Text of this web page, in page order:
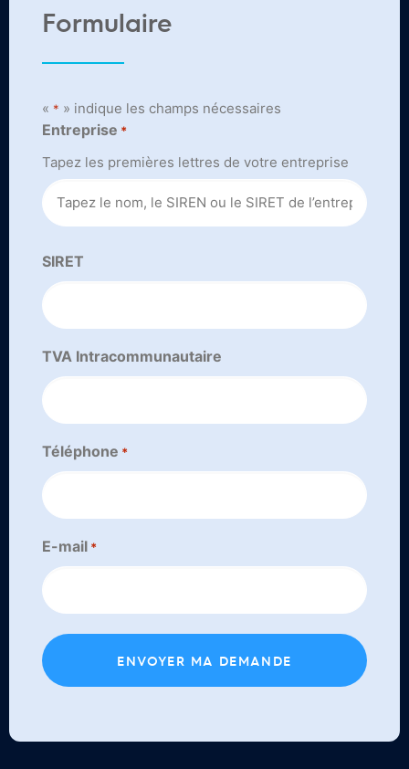
Formulaire
« * » indique les champs nécessaires
Entreprise *
Tapez les premières lettres de votre entreprise
SIRET
TVA Intracommunautaire
Téléphone *
E-mail *